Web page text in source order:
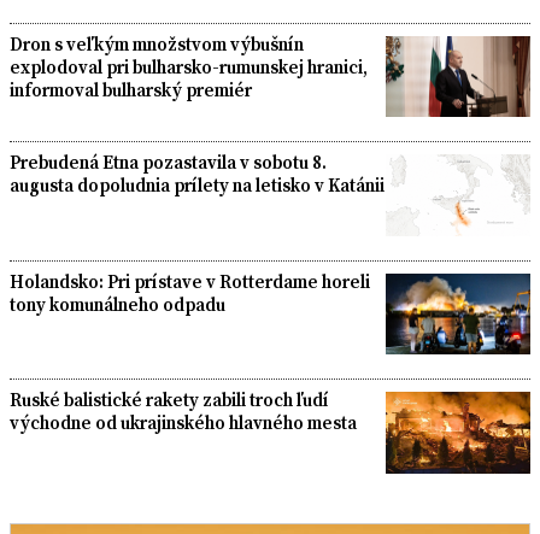
Dron s veľkým množstvom výbušnín
explodoval pri bulharsko-rumunskej hranici,
informoval bulharský premiér
Prebudená Etna pozastavila v sobotu 8.
augusta dopoludnia prílety na letisko v Katánii
Holandsko: Pri prístave v Rotterdame horeli
tony komunálneho odpadu
Ruské balistické rakety zabili troch ľudí
východne od ukrajinského hlavného mesta